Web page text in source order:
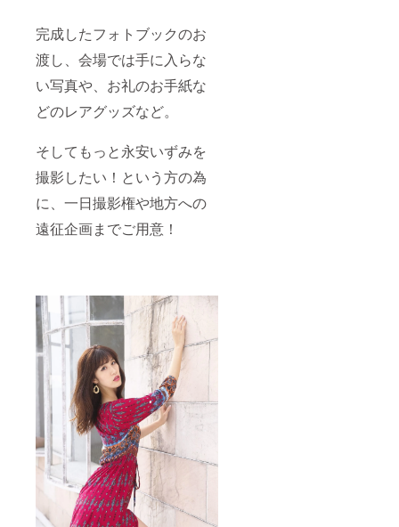
完成したフォトブックのお
渡し、会場では手に入らな
い写真や、お礼のお手紙な
どのレアグッズなど。
そしてもっと永安いずみを
撮影したい！という方の為
に、一日撮影権や地方への
遠征企画までご用意！